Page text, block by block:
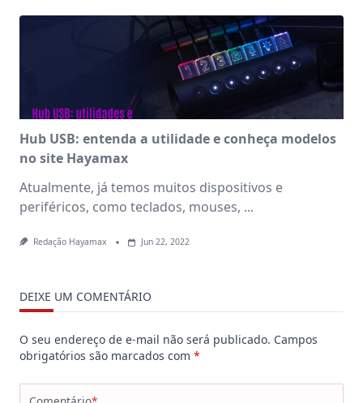
Hub USB: entenda a utilidade e conheça modelos
no site Hayamax
Atualmente, já temos muitos dispositivos e
periféricos, como teclados, mouses, ...
Redação Hayamax Jun 22, 2022
DEIXE UM COMENTÁRIO
O seu endereço de e-mail não será publicado. Campos
obrigatórios são marcados com *